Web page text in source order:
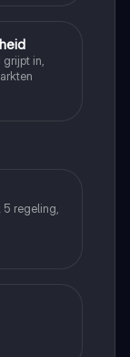
in,
regeling,